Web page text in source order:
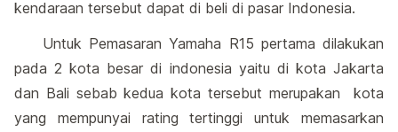
kendaraan tersebut dapat di beli di pasar Indonesia.
Untuk Pemasaran Yamaha R15 pertama dilakukan
pada 2 kota besar di indonesia yaitu di kota Jakarta
dan Bali sebab kedua kota tersebut merupakan kota
yang mempunyai rating tertinggi untuk memasarkan